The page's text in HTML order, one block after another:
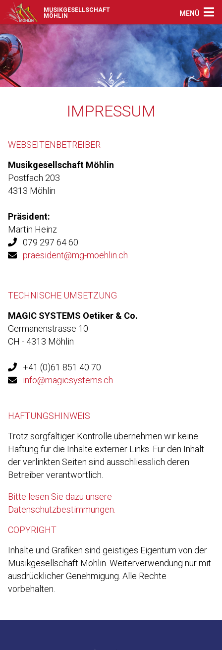
MUSIKGESELLSCHAFT
MÖHLIN
MENÜ
IMPRESSUM
WEBSEITENBETREIBER
Musikgesellschaft Möhlin
Postfach 203
4313 Möhlin
Präsident:
Martin Heinz
079 297 64 60
praesident@mg-moehlin.ch
TECHNISCHE UMSETZUNG
MAGIC SYSTEMS Oetiker & Co.
Germanenstrasse 10
CH - 4313 Möhlin
+41 (0)61 851 40 70
info@magicsystems.ch
HAFTUNGSHINWEIS
Trotz sorgfältiger Kontrolle übernehmen wir keine
Haftung für die Inhalte externer Links. Für den Inhalt
der verlinkten Seiten sind ausschliesslich deren
Betreiber verantwortlich.
Bitte lesen Sie dazu unsere
Datenschutzbestimmungen.
COPYRIGHT
Inhalte und Grafiken sind geistiges Eigentum von der
Musikgesellschaft Möhlin. Weiterverwendung nur mit
ausdrücklicher Genehmigung. Alle Rechte
vorbehalten.